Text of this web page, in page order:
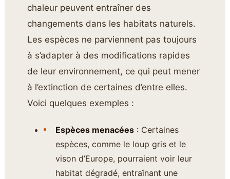
chaleur peuvent entraîner des
changements dans les habitats naturels.
Les espèces ne parviennent pas toujours
à s’adapter à des modifications rapides
de leur environnement, ce qui peut mener
à l’extinction de certaines d’entre elles.
Voici quelques exemples :
Espèces menacées: Certaines
espèces, comme le loup gris et le
vison d’Europe, pourraient voir leur
habitat dégradé, entraînant une